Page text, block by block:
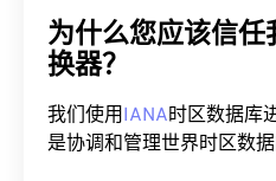
为什么您应该信
换器？
我们使用IANA时区数据库
是协调和管理世界时区数